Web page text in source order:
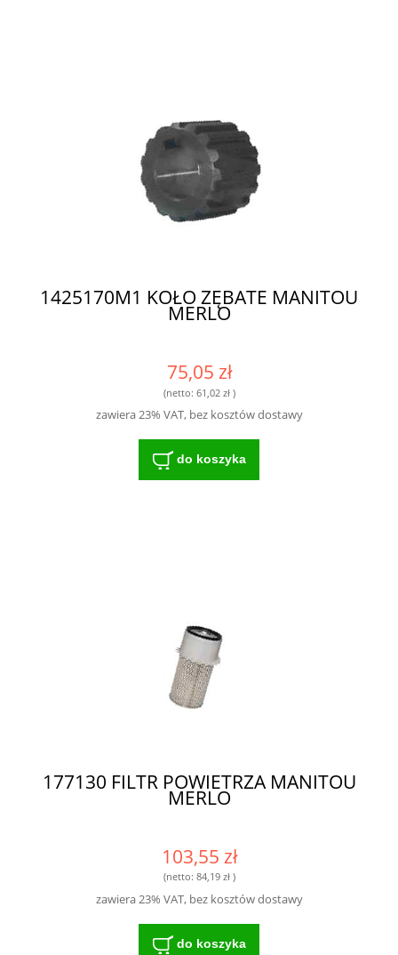
1425170M1 KOŁO ZĘBATE MANITOU
MERLO
75,05 zł
(netto: 61,02 zł)
zawiera 23% VAT, bez kosztów dostawy
do koszyka
177130 FILTR POWIETRZA MANITOU
MERLO
103,55 zł
(netto: 84,19 zł)
zawiera 23% VAT, bez kosztów dostawy
do koszyka